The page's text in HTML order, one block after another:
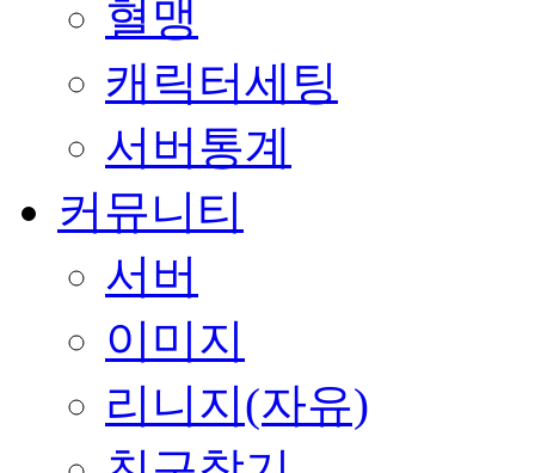
혈맹
캐릭터세팅
서버통계
커뮤니티
서버
이미지
리니지(자유)